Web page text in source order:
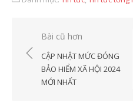
Điều
hướng
viết
Bài cũ hơn
CẬP NHẬT MỨC ĐÓNG
BẢO HIỂM XÃ HỘI 2024
MỚI NHẤT